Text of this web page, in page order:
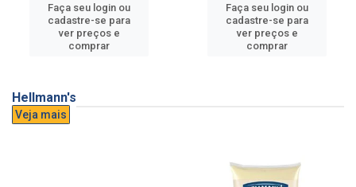
Faça seu login ou
cadastre-se para
ver preços e
comprar
Faça seu login ou
cadastre-se para
ver preços e
comprar
Hellmann's
Veja mais